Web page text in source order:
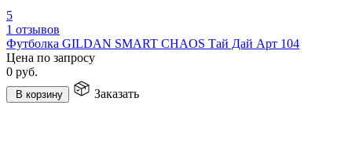
5
1 отзывов
Футболка GILDAN SMART CHAOS Тай Дай Арт 104
Цена по запросу
0 руб.
В корзину Заказать